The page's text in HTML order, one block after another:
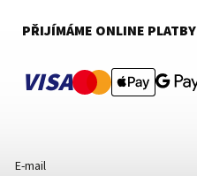
PŘIJÍMÁME ONLINE PLATBY
VISA
E-mail